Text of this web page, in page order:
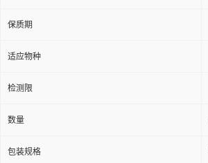
保质期
适应物种
检测限
数量
包装规格